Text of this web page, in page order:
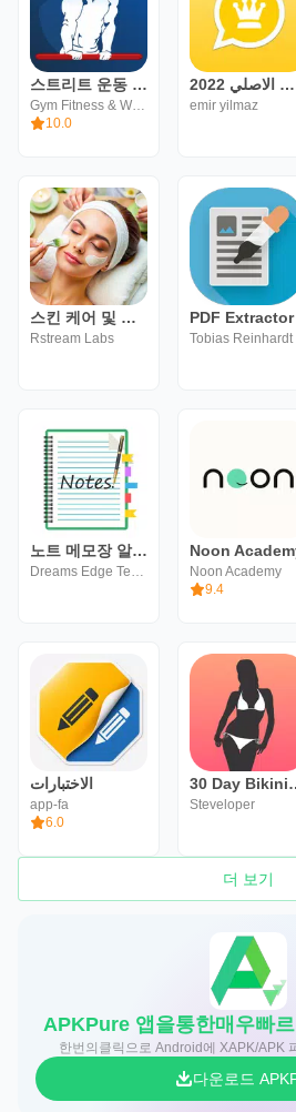
스트리트 운동 Calisthenic
Gym Fitness & Workout
10.0
واتس الذهبي الاصلي 2022
emir yilmaz
스킨 케어 및 얼굴 관리 루틴
Rstream Labs
PDF Extractor
Tobias Reinhardt
노트 메모장 알림 앱
Dreams Edge Technology
Noon
Noon Academy
9.4
الاختبارات
app-fa
6.0
30 Day
Steveloper
더 보기
APKPure 앱을통한매우빠
한번의클릭으로 Android에 XAPK/APK
다운로드